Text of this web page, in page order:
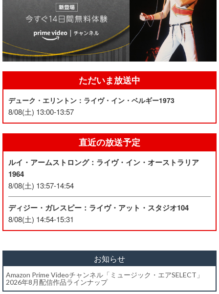
ただいま放送中
デューク・エリントン：ライヴ・イン・ベルギー1973
8/08(土) 13:00-13:57
直近の放送予定
ルイ・アームストロング：ライヴ・イン・オーストラリア
1964
8/08(土) 13:57-14:54
ディジー・ガレスピー：ライヴ・アット・スタジオ104
8/08(土) 14:54-15:31
お知らせ
Amazon Prime Videoチャンネル「ミュージック・エアSELECT」
2026年8月配信作品ラインナップ